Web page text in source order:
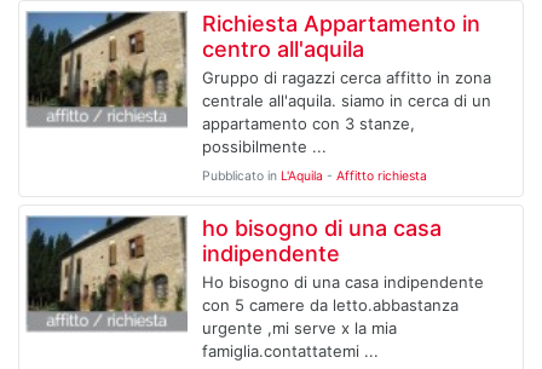
Richiesta Appartamento in
centro all'aquila
Gruppo di ragazzi cerca affitto in zona
centrale all'aquila. siamo in cerca di un
appartamento con 3 stanze,
possibilmente ...
Pubblicato in L'Aquila - Affitto richiesta
ho bisogno di una casa
indipendente
Ho bisogno di una casa indipendente
con 5 camere da letto.abbastanza
urgente ,mi serve x la mia
famiglia.contattatemi ...